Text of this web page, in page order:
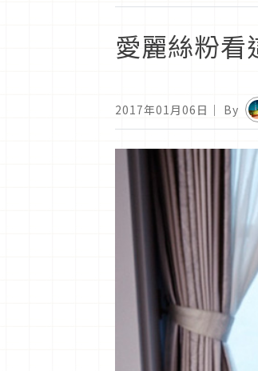
愛麗絲粉看
2017年01月06日 ｜ By